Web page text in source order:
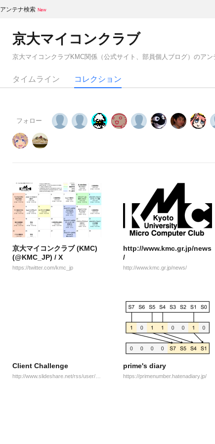
アンテナ検索
京大マイコンクラブ
京大マイコンクラブKMC関係（公式サイト、部員個人ブログ）のアン
タイムライン コレクション
フォロー
京大マイコンクラブ (KMC)
(@KMC_JP) / X
https://twitter.com/kmc_jp
http://www.kmc.gr.jp/news
/
http://www.kmc.gr.jp/news/
Client Challenge prime's diary
https://primenumber.hatenadiary.jp/